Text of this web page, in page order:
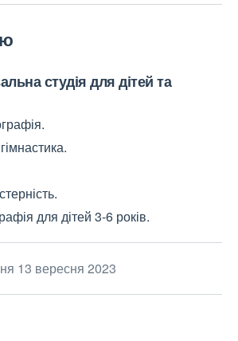
студія для дітей та
для дітей 3-6 років.
13 вересня 2023